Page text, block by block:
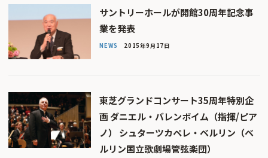
サントリーホールが開館30周年記念事
業を発表
NEWS 2015年9月17日
東芝グランドコンサート35周年特別企
画 ダニエル・バレンボイム（指揮/ピア
ノ） シュターツカペレ・ベルリン（ベ
ルリン国立歌劇場管弦楽団）